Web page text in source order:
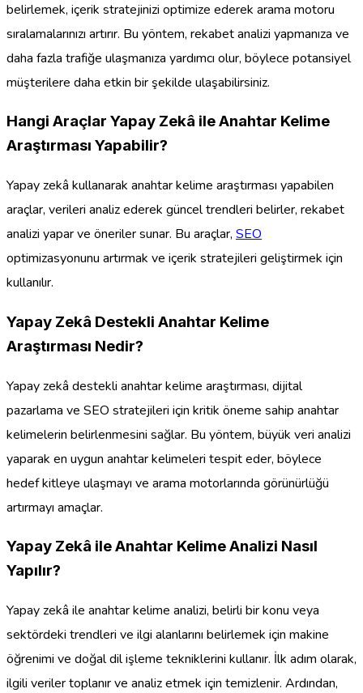
belirlemek, içerik stratejinizi optimize ederek arama motoru
sıralamalarınızı artırır. Bu yöntem, rekabet analizi yapmanıza ve
daha fazla trafiğe ulaşmanıza yardımcı olur, böylece potansiyel
müşterilere daha etkin bir şekilde ulaşabilirsiniz.
Hangi Araçlar Yapay Zekâ ile Anahtar Kelime
Araştırması Yapabilir?
Yapay zekâ kullanarak anahtar kelime araştırması yapabilen
araçlar, verileri analiz ederek güncel trendleri belirler, rekabet
analizi yapar ve öneriler sunar. Bu araçlar, SEO
optimizasyonunu artırmak ve içerik stratejileri geliştirmek için
kullanılır.
Yapay Zekâ Destekli Anahtar Kelime
Araştırması Nedir?
Yapay zekâ destekli anahtar kelime araştırması, dijital
pazarlama ve SEO stratejileri için kritik öneme sahip anahtar
kelimelerin belirlenmesini sağlar. Bu yöntem, büyük veri analizi
yaparak en uygun anahtar kelimeleri tespit eder, böylece
hedef kitleye ulaşmayı ve arama motorlarında görünürlüğü
artırmayı amaçlar.
Yapay Zekâ ile Anahtar Kelime Analizi Nasıl
Yapılır?
Yapay zekâ ile anahtar kelime analizi, belirli bir konu veya
sektördeki trendleri ve ilgi alanlarını belirlemek için makine
öğrenimi ve doğal dil işleme tekniklerini kullanır. İlk adım olarak,
ilgili veriler toplanır ve analiz etmek için temizlenir. Ardından,